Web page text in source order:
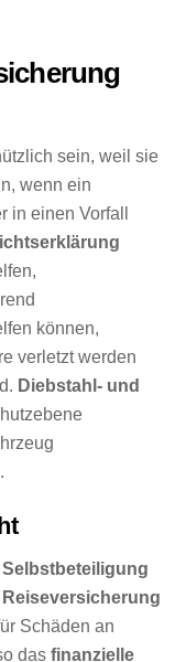
sein, weil sie
wenn ein
in einen Vorfall
können,
verletzt werden
Diebstahl- und
Reiseversicherung
Schäden an
dasfinanzielle